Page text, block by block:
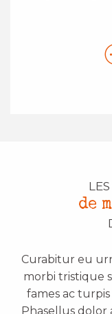
de
Curabitur eu
morbi tristique
fames ac
Phasellus